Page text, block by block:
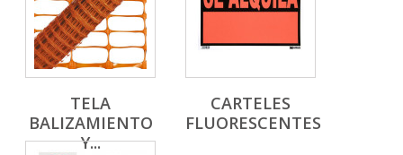
TELA
BALIZAMIENTO
Y...
CARTELES
FLUORESCENTES